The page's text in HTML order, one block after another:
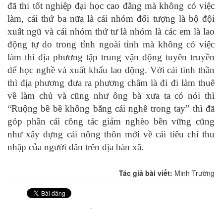
đã thi tốt nghiệp đại học cao đẳng mà không có việc
làm, cái thứ ba nữa là cái nhóm đối tượng là bộ đội
xuất ngũ và cái nhóm thứ tư là nhóm là các em là lao
động tự do trong tỉnh ngoài tỉnh mà không có việc
làm thì địa phương tập trung vận động tuyên truyền
để học nghề và xuất khẩu lao động. Với cái tinh thần
thì địa phương đưa ra phương châm là đi đi làm thuê
về làm chủ và cũng như ông bà xưa ta có nói thì
“Ruộng bề bề không bằng cái nghề trong tay” thì đã
góp phần cái công tác giảm nghèo bền vững cũng
như xây dựng cái nông thôn mới về cái tiêu chí thu
nhập của người dân trên địa bàn xã.
Tác giả bài viết: Minh Trường